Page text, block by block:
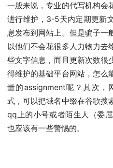
一般来说，专业的代写机构会
进行维护，3-5天内定期更新
息发布到网站上。但是骗子一
以他们不会花很多人力物力去
些文字信息，而且更新次数很
得维护的基础平台网站，怎么
量的assignment呢？其次，
式，可以把域名中缀在谷歌搜
qq上的小号或者陌生人（委
也应该有一些警惕的。